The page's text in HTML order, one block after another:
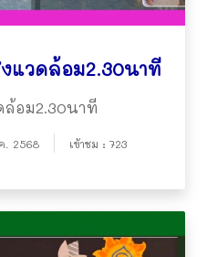
แวดล้อม2.30นาที
ล้อม2.30นาที
. 2568 เข้าชม : 723